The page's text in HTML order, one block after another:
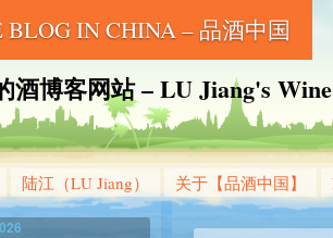
BLOG IN CHINA – 品酒中国
酒博客网站 – LU Jiang's
陆江（LU Jiang） 关于【品酒中国】